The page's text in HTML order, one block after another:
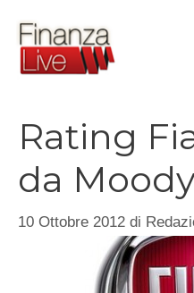
contenuto
Rating
da
10 Ottobre 2012 di